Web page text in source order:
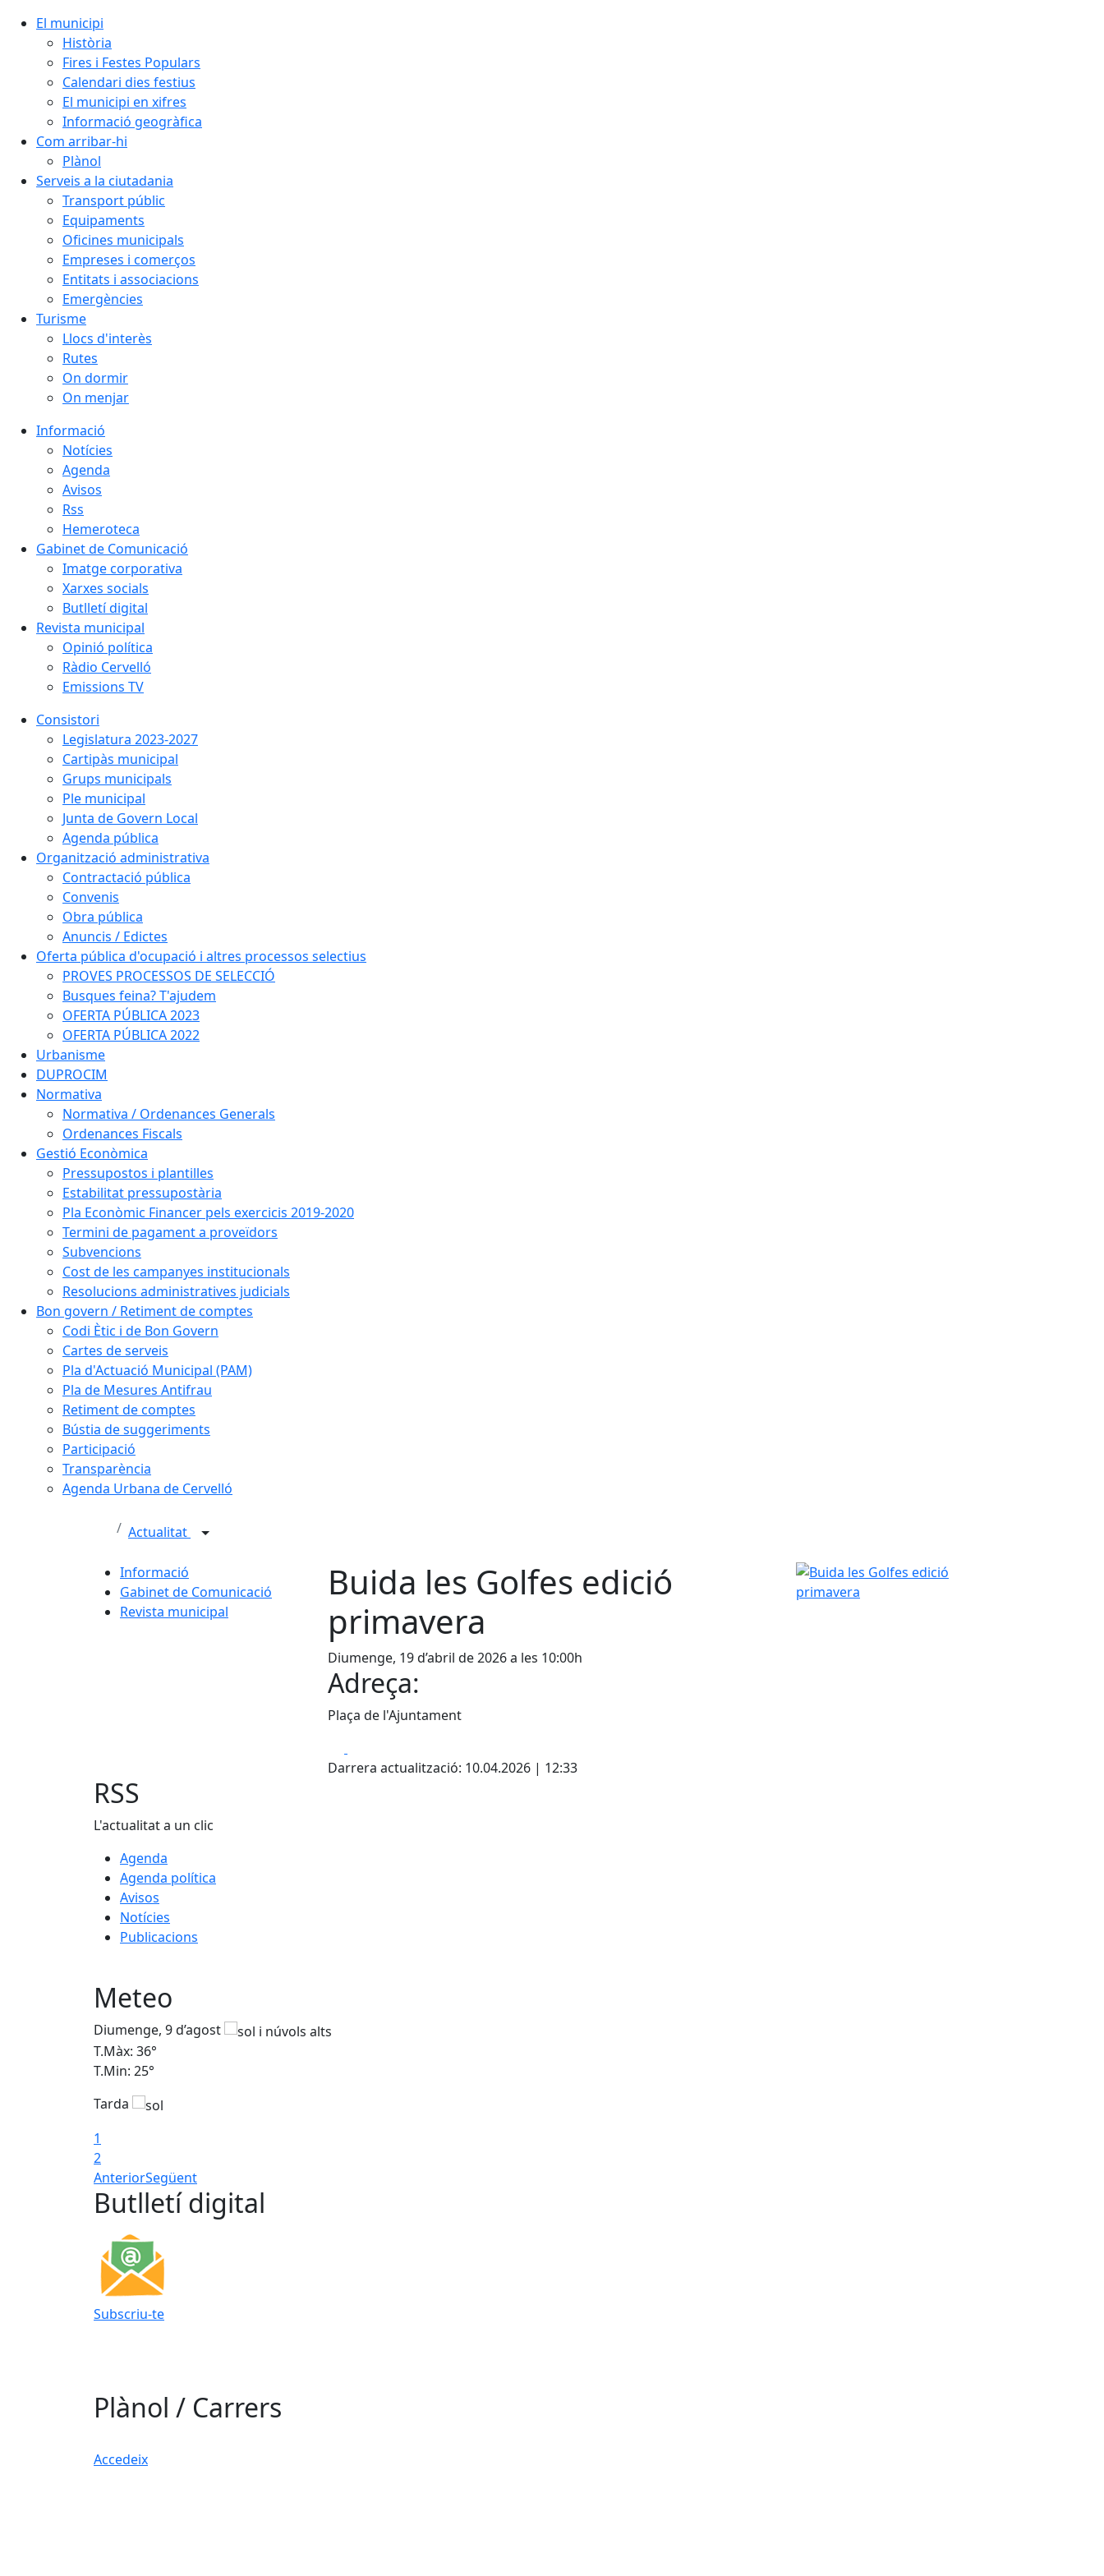
El municipi
Història
Fires i Festes Populars
Calendari dies festius
El municipi en xifres
Informació geogràfica
Com arribar-hi
Plànol
Serveis a la ciutadania
Transport públic
Equipaments
Oficines municipals
Empreses i comerços
Entitats i associacions
Emergències
Turisme
Llocs d'interès
Rutes
On dormir
On menjar
Informació
Notícies
Agenda
Avisos
Rss
Hemeroteca
Gabinet de Comunicació
Imatge corporativa
Xarxes socials
Butlletí digital
Revista municipal
Opinió política
Ràdio Cervelló
Emissions TV
Consistori
Legislatura 2023-2027
Cartipàs municipal
Grups municipals
Ple municipal
Junta de Govern Local
Agenda pública
Organització administrativa
Contractació pública
Convenis
Obra pública
Anuncis / Edictes
Oferta pública d'ocupació i altres processos selectius
PROVES PROCESSOS DE SELECCIÓ
Busques feina? T'ajudem
OFERTA PÚBLICA 2023
OFERTA PÚBLICA 2022
Urbanisme
DUPROCIM
Normativa
Normativa / Ordenances Generals
Ordenances Fiscals
Gestió Econòmica
Pressupostos i plantilles
Estabilitat pressupostària
Pla Econòmic Financer pels exercicis 2019-2020
Termini de pagament a proveïdors
Subvencions
Cost de les campanyes institucionals
Resolucions administratives judicials
Bon govern / Retiment de comptes
Codi Ètic i de Bon Govern
Cartes de serveis
Pla d'Actuació Municipal (PAM)
Pla de Mesures Antifrau
Retiment de comptes
Bústia de suggeriments
Participació
Transparència
Agenda Urbana de Cervelló
Actualitat
Informació
Gabinet de Comunicació
Revista municipal
Buida les Golfes edició
primavera
Diumenge, 19 d’abril de 2026 a les 10:00h
Adreça:
Plaça de l'Ajuntament
Darrera actualització: 10.04.2026 | 12:33
Buida les Golfes edició primavera
RSS
L'actualitat a un clic
Agenda
Agenda política
Avisos
Notícies
Publicacions
Meteo
Diumenge, 9 d’agost
T.Màx: 36°
T.Min: 25°
Tarda
1
2
AnteriorSegüent
Butlletí digital
Subscriu-te
Plànol / Carrers
Accedeix